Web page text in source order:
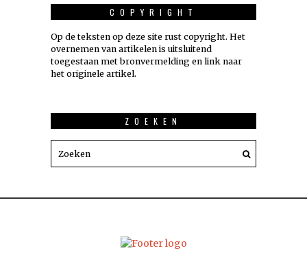
COPYRIGHT
Op de teksten op deze site rust copyright. Het
overnemen van artikelen is uitsluitend
toegestaan met bronvermelding en link naar
het originele artikel.
ZOEKEN